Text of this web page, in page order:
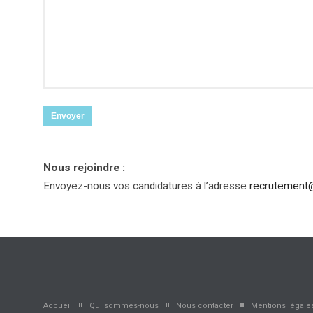
Nous rejoindre :
Envoyez-nous vos candidatures à l’adresse
Accueil Qui sommes-nous Nous contacter Mentions